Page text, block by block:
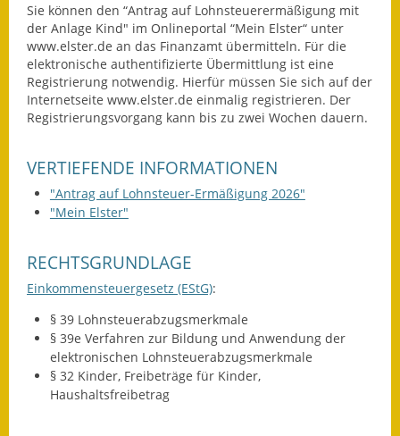
Abwassergebühr
Grundsteuerreform
Haushaltspläne
Jahresabschlüsse
Wasserversorgung
Heiraten in Notzingen
Notruftafel
Ortsrecht
Wahlen
Sie können den “Antrag auf Lohnsteuerermäßigung mit
der Anlage Kind" im Onlineportal “Mein Elster“ unter
www.elster.de an das Finanzamt übermitteln. Für die
elektronische authentifizierte Übermittlung ist eine
Registrierung notwendig. Hierfür müssen Sie sich auf der
Internetseite www.elster.de einmalig registrieren. Der
Registrierungsvorgang kann bis zu zwei Wochen dauern.
VERTIEFENDE INFORMATIONEN
"Antrag auf Lohnsteuer-Ermäßigung 2026"
"Mein Elster"
RECHTSGRUNDLAGE
Einkommensteuergesetz (EStG):
§ 39 Lohnsteuerabzugsmerkmale
§ 39e Verfahren zur Bildung und Anwendung der
elektronischen Lohnsteuerabzugsmerkmale
§ 32 Kinder, Freibeträge für Kinder,
Haushaltsfreibetrag